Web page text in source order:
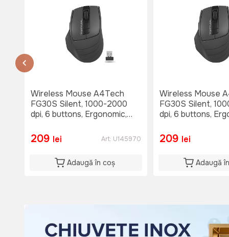
Du: 08:00-15:00
or.Causeni , str. 31 August 1
str. 31 August 1
тел. 060653777
Nu e disponibil
Du: 08:00 - 15:00
Wireless Mouse A4Tech
FG30S Silent, 1000-2000
dpi, 6 buttons, Ergonomic,
209 lei Art: U145970
Adaugă în coș
Wireless Mouse
FG30S Silent,
dpi, 6 buttons,
209 lei
Adaugă